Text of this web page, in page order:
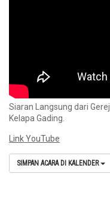
Siaran Langsung dari
Kelapa Gading.
Link YouTube
SIMPAN ACARA DI KALENDER